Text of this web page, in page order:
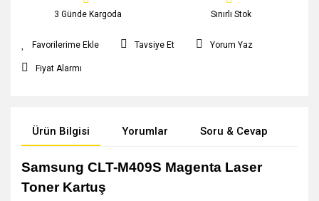
3 Günde Kargoda Sınırlı Stok
Tavsiye Et Yorum Yaz
Fiyat Alarmı
Ürün Bilgisi Yorumlar Soru & Cevap
Samsung CLT-M409S Magenta Laser
Toner Kartuş